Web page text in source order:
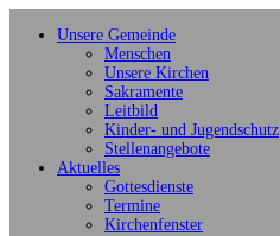
Unsere Gemeinde
Menschen
Unsere Kirchen
Sakramente
Leitbild
Kinder- und Jugendschutz
Stellenangebote
Aktuelles
Gottesdienste
Termine
Kirchenfenster